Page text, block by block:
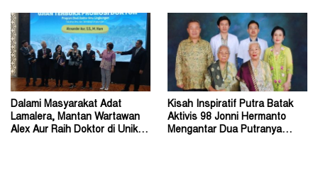
Dalami Masyarakat Adat
Lamalera, Mantan Wartawan
Alex Aur Raih Doktor di Unika
Kisah Inspiratif Putra Batak
Aktivis 98 Jonni Hermanto
Mengantar Dua Putranya